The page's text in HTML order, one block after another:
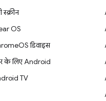
स्क्रीन
OS
डिवाइस
के लिए Android
TV